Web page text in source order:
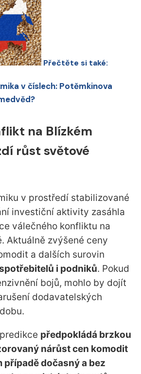
Přečtěte si také:
v číslech: Potěmkinova
na Blízkém
růst světové
v prostředí stabilizované
investiční aktivity zasáhla
válečného konfliktu na
Aktuálně zvýšené ceny
a dalších surovin
i podniků. Pokud
bojů, mohlo by dojít
dodavatelských
předpokládá brzkou
nárůst cen komodit
případě dočasný a bez